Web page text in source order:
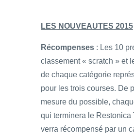
LES NOUVEAUTES 2015
Récompenses : Les 10
classement « scratch » et
de chaque catégorie
pour les trois courses. De
mesure du possible,
qui terminera le Restonica
verra récompensé par un